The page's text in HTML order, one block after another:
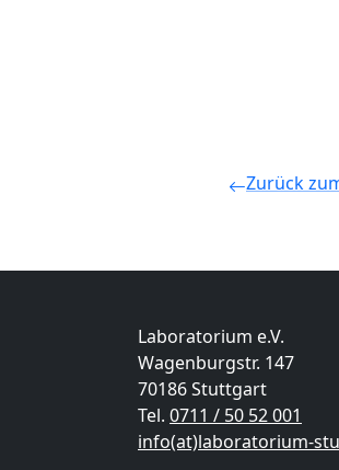
Zurück
Laboratorium e.V.
Wagenburgstr. 147
70186 Stuttgart
Tel. 0711 / 50 52 001
info(at)laboratorium-